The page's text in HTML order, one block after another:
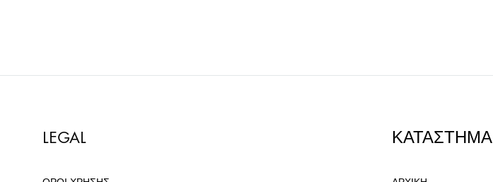
LEGAL ΚΑΤΑΣΤΗΜΑ